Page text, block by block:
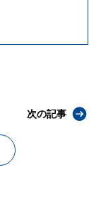
次の記事